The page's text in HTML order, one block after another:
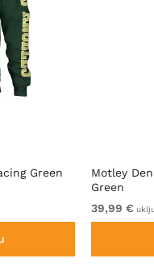
Green
Motley
Green
39,99 €